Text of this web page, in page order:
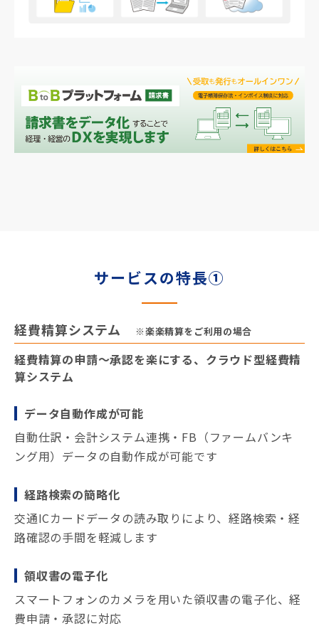
サービスの特長①
経費精算システム ※楽楽精算をご利用の場合
経費精算の申請～承認を楽にする、クラウド型経費精
算システム
データ自動作成が可能
自動仕訳・会計システム連携・FB（ファームバンキ
ング用）データの自動作成が可能です
経路検索の簡略化
交通ICカードデータの読み取りにより、経路検索・経
路確認の手間を軽減します
領収書の電子化
スマートフォンのカメラを用いた領収書の電子化、経
費申請・承認に対応